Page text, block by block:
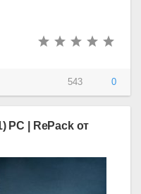
543 0
PC | RePack от